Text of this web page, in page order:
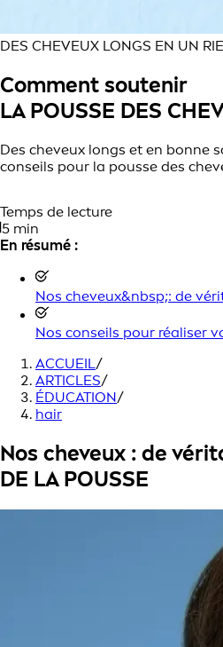
DES CHEVEUX LONGS EN UN
Comment soutenir
LA POUSSE DES
Des cheveux longs et en bonne
conseils pour la pousse des
Temps de lecture
5 min
En résumé :
Nos cheveux&nbsp;: de
Nos conseils pour réaliser
ACCUEIL/
ARTICLES/
ÉDUCATION/
hair
Nos cheveux : de
DE LA POUSSE